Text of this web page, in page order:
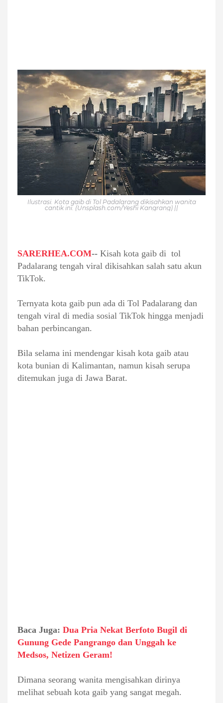
Ilustrasi. Kota gaib di Tol Padalarang dikisahkan wanita
cantik ini. (Unsplash.com/Yeshi Kangrang) ||
SARERHEA.COM-- Kisah kota gaib di tol
Padalarang tengah viral dikisahkan salah satu akun
TikTok.
Ternyata kota gaib pun ada di Tol Padalarang dan
tengah viral di media sosial TikTok hingga menjadi
bahan perbincangan.
Bila selama ini mendengar kisah kota gaib atau
kota bunian di Kalimantan, namun kisah serupa
ditemukan juga di Jawa Barat.
Baca Juga: Dua Pria Nekat Berfoto Bugil di
Gunung Gede Pangrango dan Unggah ke
Medsos, Netizen Geram!
Dimana seorang wanita mengisahkan dirinya
melihat sebuah kota gaib yang sangat megah.